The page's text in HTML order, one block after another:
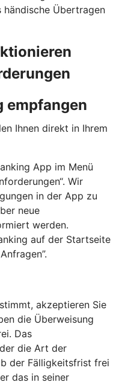
händische Übertragen
empfangen
Ihnen direkt in Ihrem
App im Menü
Wir
in der App zu
neue
werden.
auf der Startseite
akzeptieren Sie
die Überweisung
Das
die Art der
der Fälligkeitsfrist frei
das in seiner